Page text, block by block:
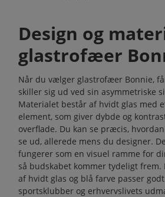
Design og
glastrofæer
Når du vælger glastrofæer Bonnie,
skiller sig ud ved sin asymmetriske
Materialet består af hvidt glas med
element, som giver dybde og
overflade. Du kan se præcis,
se ud, allerede mens du designer.
fungerer som en visuel ramme for
så budskabet kommer tydeligt frem.
af hvidt glas og blå farve passer
sportsklubber og erhvervslivets